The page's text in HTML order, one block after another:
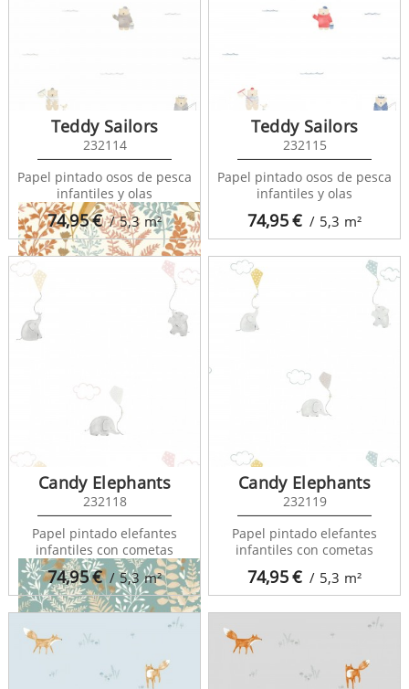
La Foret 102922974
La Foret 102926100
74,95€ / 5,3m²
Teddy Sailors
232114
Papel pintado osos de pesca
infantiles y olas
74,95€ / 5,3 m²
Teddy Sailors
232115
Papel pintado osos de pesca
infantiles y olas
74,95€ / 5,3m²
Candy Elephants
232118
Papel pintado elefantes
infantiles con cometas
74,95€ / 5,3 m²
Candy Elephants
232119
Papel pintado elefantes
infantiles con cometas